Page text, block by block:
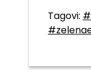
Tagovi: